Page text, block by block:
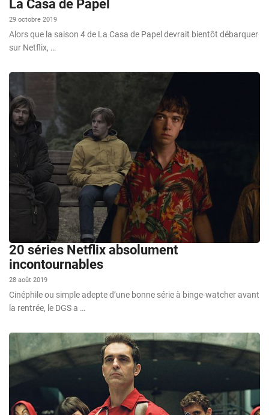
La Casa de Papel
29 octobre 2019
Alors que la saison 4 de La Casa de Papel devrait bientôt débarquer
sur Netflix, …
20 séries Netflix absolument
incontournables
28 août 2019
Cinéphile ou simple adepte d’une bonne série à binge-watcher avant
la rentrée, le DGS a …